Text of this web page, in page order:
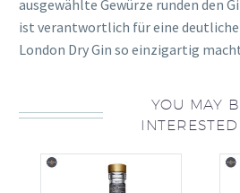
ausgewählte Gewürze runden den
ist verantwortlich für eine
London Dry Gin so einzigartig
YOU MAY